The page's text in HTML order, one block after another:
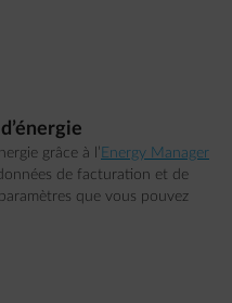
grâce à l’ Energy Manager
de facturation et de
que vous pouvez